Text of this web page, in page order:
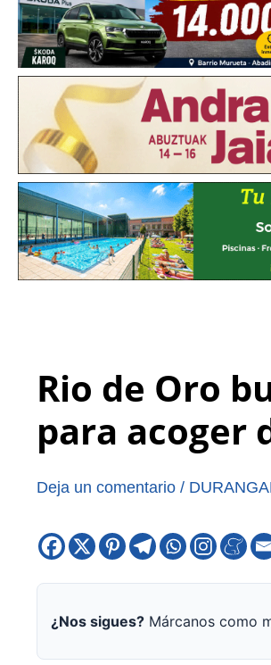
Rio de Oro
para acoger
Deja un comentario /
¿Nos sigues?Márcanos como